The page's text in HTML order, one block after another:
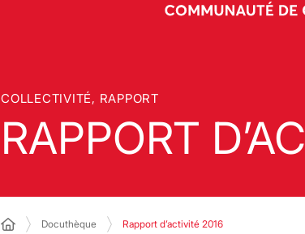
COLLECTIVITÉ, RAPPORT
RAPPORT
Docuthèque Rapport d’activité 2016